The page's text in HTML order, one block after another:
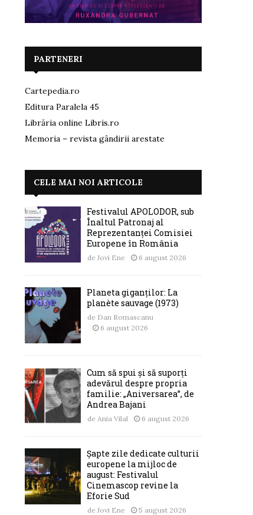
PARTENERI
Cartepedia.ro
Editura Paralela 45
Librăria online Libris.ro
Memoria – revista gândirii arestate
CELE MAI NOI ARTICOLE
Festivalul APOLODOR, sub
Înaltul Patronaj al
Reprezentanței Comisiei
Europene în România
de Jovi Ene 6 august 2026
Planeta giganților: La
planète sauvage (1973)
de Dan Romascanu
6 august 2026
Cum să spui și să suporți
adevărul despre propria
familie: „Aniversarea”, de
Andrea Bajani
de Ania Vilal 6 august 2026
Șapte zile dedicate culturii
europene la mijloc de
august: Festivalul
Cinemascop revine la
Eforie Sud
de Jovi Ene 5 august 2026